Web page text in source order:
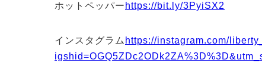
ホットペッパー https://bit.ly/3PyiSX2
インスタグラム https://instagram.com/